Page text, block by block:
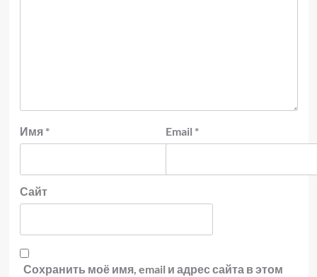
Имя * Email *
Сайт
Сохранить моё имя, email и адрес сайта в этом